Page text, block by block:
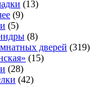
(13)
(9)
(5)
(8)
дверей (319)
(15)
(28)
(42)